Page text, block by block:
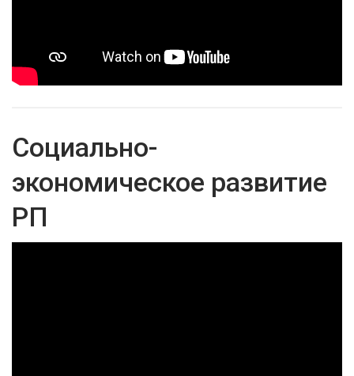
Социально-
экономическое развитие
РП